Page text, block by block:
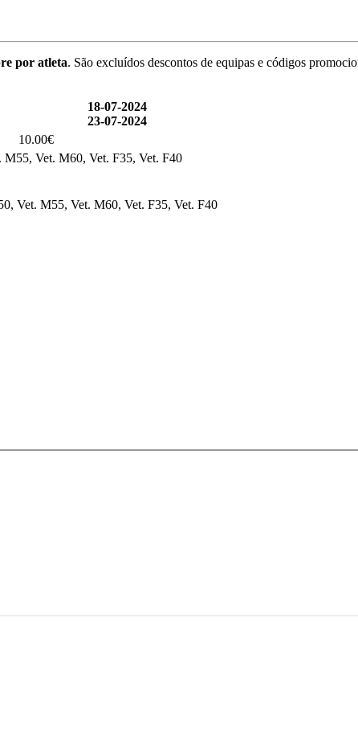
por atleta. São excluídos descontos de equipas e códigos
18-07-2024
23-07-2024
10.00€
Vet. M60, Vet. F35, Vet. F40
Vet. M55, Vet. M60, Vet. F35, Vet. F40